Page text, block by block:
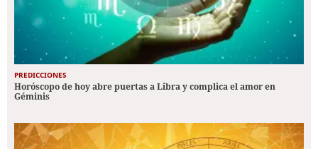
PREDICCIONES
Horóscopo de hoy abre puertas a Libra y complica el amor en
Géminis